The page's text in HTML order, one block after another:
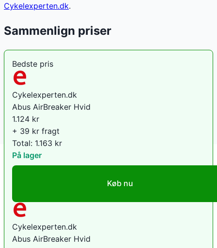
Cykelexperten.dk.
Sammenlign priser
Bedste pris
Cykelexperten.dk
Abus AirBreaker Hvid
1.124 kr
+ 39 kr fragt
Total: 1.163 kr
På lager
Køb nu
Cykelexperten.dk
Abus AirBreaker Hvid